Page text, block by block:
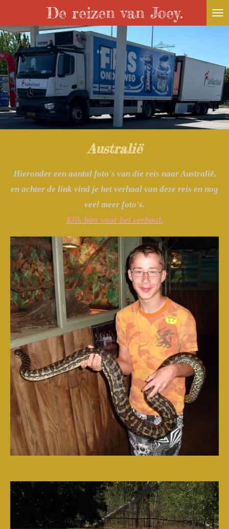
direct
naar
de
hoofdinhoud
De reizen van Joey.
Australië
Hieronder een aantal foto's van die reis naar Australië,
en achter de link vind je het verhaal van deze reis en nog
veel meer foto's.
Klik hier voor het verhaal.